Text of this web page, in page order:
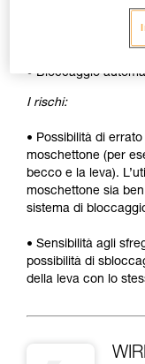
• Bloccaggio
I rischi:
• Possibilità di
moschettone (per
becco e la leva).
moschettone sia
sistema di
• Sensibilità agli
possibilità di
della leva con lo